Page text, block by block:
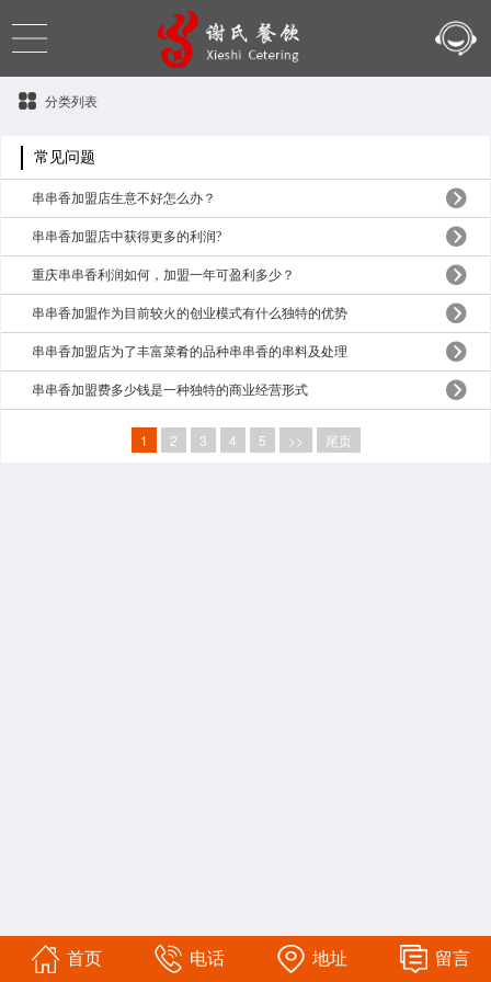
分类列表
常见问题
串串香加盟店生意不好怎么办？
串串香加盟店中获得更多的利润?
重庆串串香利润如何，加盟一年可盈利多少？
串串香加盟作为目前较火的创业模式有什么独特的优势
串串香加盟店为了丰富菜肴的品种串串香的串料及处理
串串香加盟费多少钱是一种独特的商业经营形式
1 2 3 4 5 >> 尾页
首页 电话 地址 留言